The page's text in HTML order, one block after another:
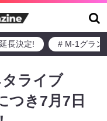
長決定! # M-1グラン
ライブ
つき7月7日